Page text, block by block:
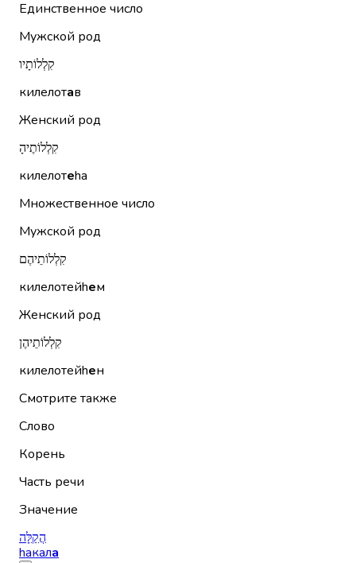
Единственное число
Мужской род
קִלְלוֹתָיו
килелотав
Женский род
קִלְלוֹתֶיהָ
килелотеhа
Множественное число
Мужской род
קִלְלוֹתֵיהֶם
килелотейhем
Женский род
קִלְלוֹתֵיהֶן
килелотейhен
Смотрите также
Слово
Корень
Часть речи
Значение
הֲקַלָּה
hакала